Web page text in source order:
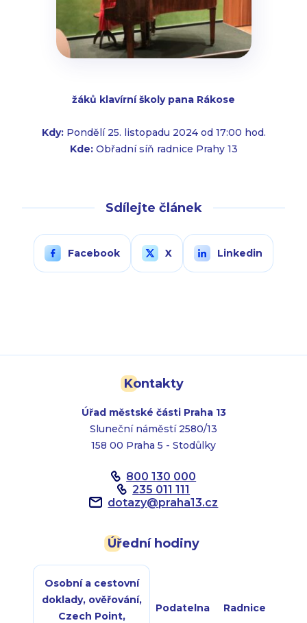
žáků klavírní školy pana Rákose
Kdy:Pondělí 25. listopadu 2024 od 17:00 hod.
Kde:Obřadní síň radnice Prahy 13
Sdílejte článek
Facebook X Linkedin
Kontakty
Úřad městské části Praha 13
Sluneční náměstí 2580/13
158 00 Praha 5 - Stodůlky
800 130 000
235 011 111
dotazy@praha13.cz
Úřední hodiny
Osobní a cestovní
doklady, ověřování,
Czech Point,
Podatelna Radnice